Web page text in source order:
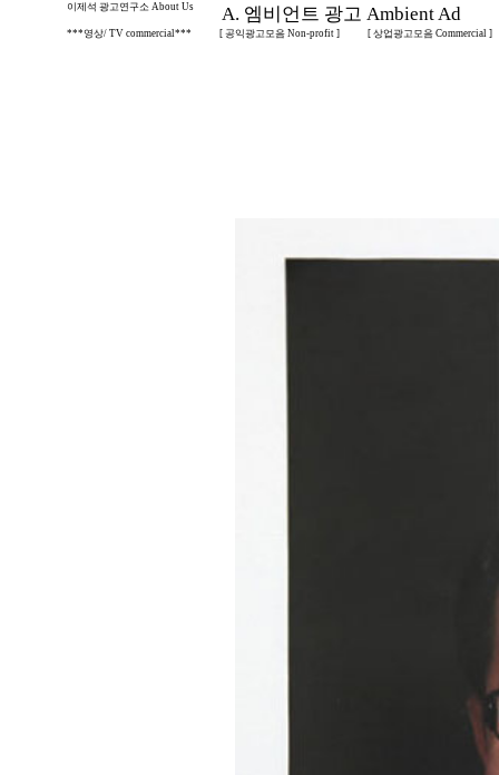
이제석 광고연구소 About Us A. 엠비언트 광고 Ambient Ad
***영상/ TV commercial*** [ 공익광고모음 Non-profit ] [ 상업광고모음 Commercial ]